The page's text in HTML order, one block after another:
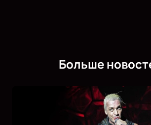
Больше